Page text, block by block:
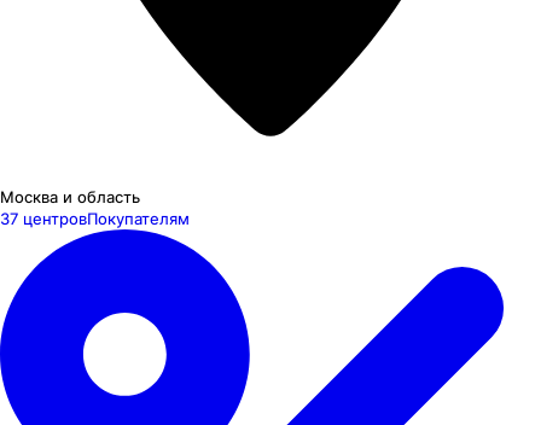
Москва и область
37 центровПокупателям